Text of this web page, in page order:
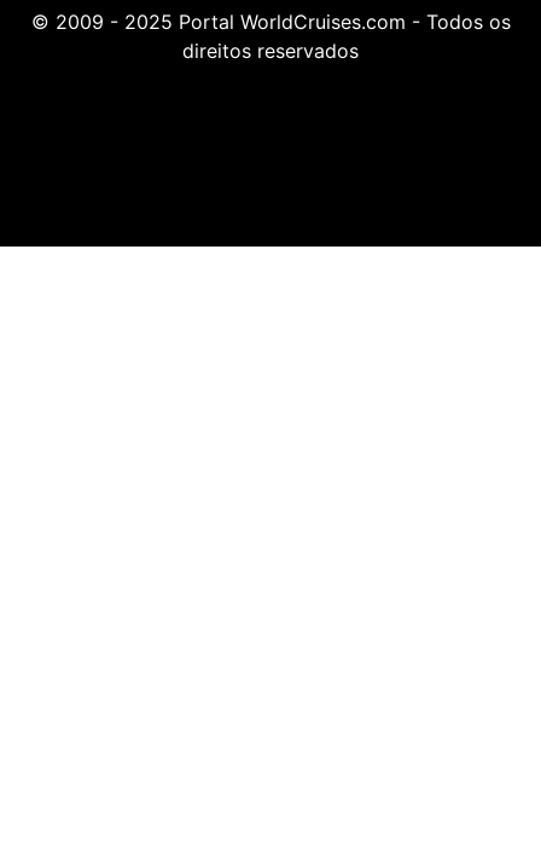
© 2009 - 2025 Portal WorldCruises.com - Todos os
direitos reservados